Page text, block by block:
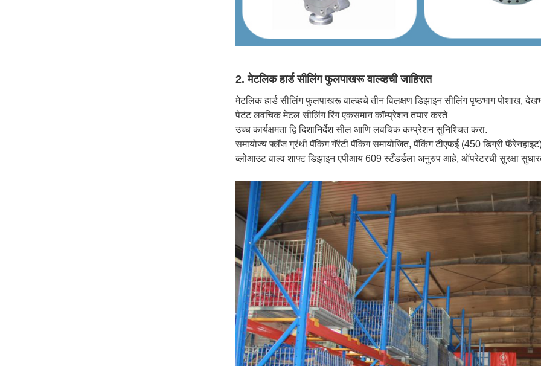
2. मेटलिक हार्ड सीलिंग फुलपाखरू वाल्व्हची जाहिरात
मेटलिक हार्ड सीलिंग फुलपाखरू वाल्व्हचे तीन विलक्षण डिझाइन सीलिंग पृष्ठभाग पोशाख,
पेटंट लवचिक मेटल सीलिंग रिंग एकसमान कॉम्प्रेशन तयार करते
उच्च कार्यक्षमता द्वि दिशानिर्देश सील आणि लवचिक कम्प्रेशन सुनिश्चित करा.
समायोज्य फ्लॅंज ग्रंथी पॅकिंग गॅरंटी पॅकिंग समायोजित, पॅकिंग टीएफई (450 डिग्री
ब्लोआउट वाल्व शाफ्ट डिझाइन एपीआय 609 स्टँडर्डला अनुरुप आहे, ऑपरेटरची सुरक्षा